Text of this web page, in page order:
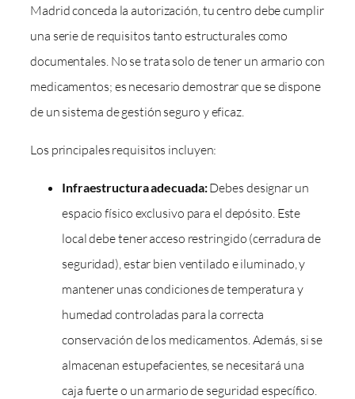
Madrid conceda la autorización, tu centro debe cumplir
una serie de requisitos tanto estructurales como
documentales. No se trata solo de tener un armario con
medicamentos; es necesario demostrar que se dispone
de un sistema de gestión seguro y eficaz.
Los principales requisitos incluyen:
Infraestructura adecuada:Debes designar un
espacio físico exclusivo para el depósito. Este
local debe tener acceso restringido (cerradura de
seguridad), estar bien ventilado e iluminado, y
mantener unas condiciones de temperatura y
humedad controladas para la correcta
conservación de los medicamentos. Además, si se
almacenan estupefacientes, se necesitará una
caja fuerte o un armario de seguridad específico.